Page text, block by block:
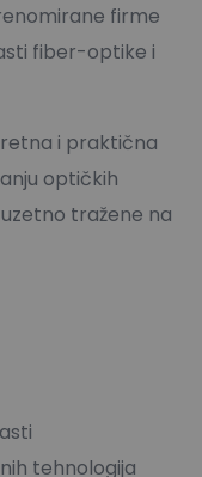
firme
fiber-optike i
i praktična
optičkih
tražene na
tehnologija